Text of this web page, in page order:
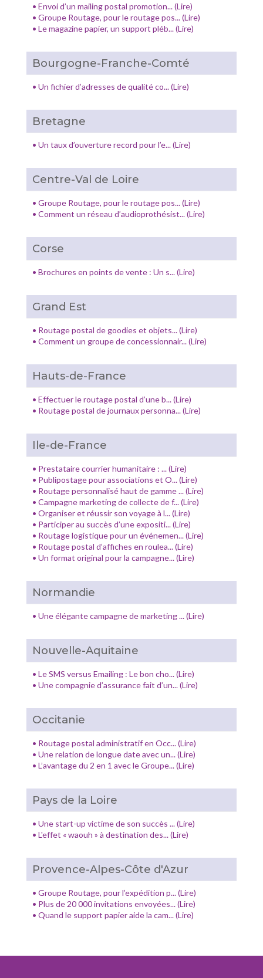
• Envoi d’un mailing postal promotion... (Lire)
• Groupe Routage, pour le routage pos... (Lire)
• Le magazine papier, un support pléb... (Lire)
Bourgogne-Franche-Comté
• Un fichier d’adresses de qualité co... (Lire)
Bretagne
• Un taux d’ouverture record pour l’e... (Lire)
Centre-Val de Loire
• Groupe Routage, pour le routage pos... (Lire)
• Comment un réseau d’audioprothésist... (Lire)
Corse
• Brochures en points de vente : Un s... (Lire)
Grand Est
• Routage postal de goodies et objets... (Lire)
• Comment un groupe de concessionnair... (Lire)
Hauts-de-France
• Effectuer le routage postal d’une b... (Lire)
• Routage postal de journaux personna... (Lire)
Ile-de-France
• Prestataire courrier humanitaire : ... (Lire)
• Publipostage pour associations et O... (Lire)
• Routage personnalisé haut de gamme ... (Lire)
• Campagne marketing de collecte de f... (Lire)
• Organiser et réussir son voyage à l... (Lire)
• Participer au succès d’une expositi... (Lire)
• Routage logistique pour un événemen... (Lire)
• Routage postal d’affiches en roulea... (Lire)
• Un format original pour la campagne... (Lire)
Normandie
• Une élégante campagne de marketing ... (Lire)
Nouvelle-Aquitaine
• Le SMS versus Emailing : Le bon cho... (Lire)
• Une compagnie d’assurance fait d’un... (Lire)
Occitanie
• Routage postal administratif en Occ... (Lire)
• Une relation de longue date avec un... (Lire)
• L’avantage du 2 en 1 avec le Groupe... (Lire)
Pays de la Loire
• Une start-up victime de son succès ... (Lire)
• L'effet « waouh » à destination des... (Lire)
Provence-Alpes-Côte d'Azur
• Groupe Routage, pour l’expédition p... (Lire)
• Plus de 20 000 invitations envoyées... (Lire)
• Quand le support papier aide la cam... (Lire)